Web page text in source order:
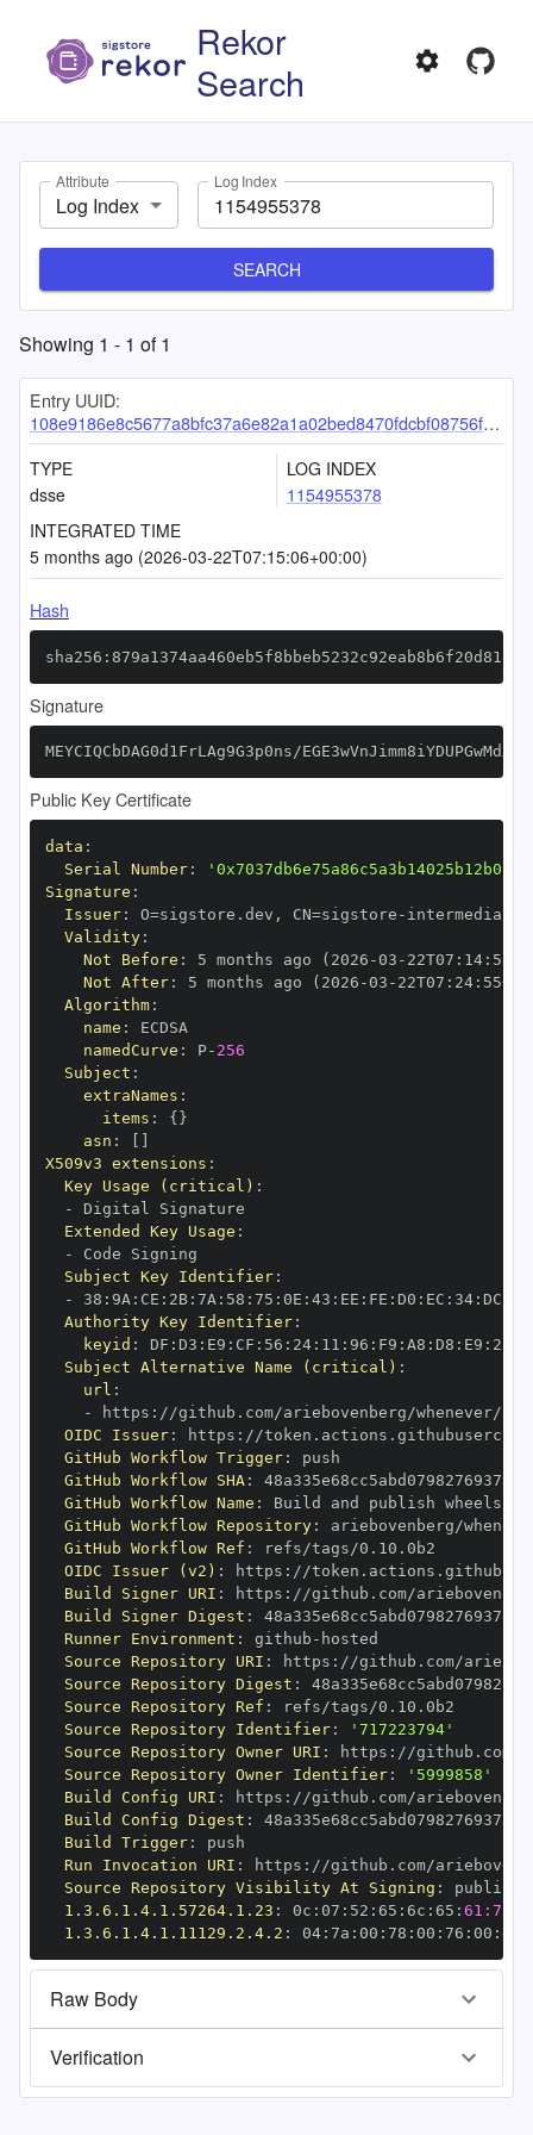
Rekor
Search
Attribute
Log Index
Log Index
SEARCH
Showing 1 - 1 of1
Entry UUID:
108e9186e8c5677a8bfc37a6e82a1a02bed8470fdcbf08756f74452bcae7aa8520b8bd58ed6702a2
TYPE
dsse
LOG INDEX
1154955378
INTEGRATED TIME
5 months ago (2026-03-22T07:15:06+00:00)
Hash
Signature
MEYCIQCbDAG0d1FrLAg9G3p0ns/
Public Key Certificate
data :
Serial Number:
Signature :
Issuer: O=sigstore.dev , CN=sigstore -
Validity:
Not Before : 5 months ago (2026 -03 - 22T07 : 14:
Not After: 5 months ago (2026 -03 - 22T07 : 24: 55+00
Algorithm:
name :
namedCurve : P- 256
Subject :
extraNames :
items : { }
asn :
X509v3 extensions :
Key Usage (critical) :
-
Extended Key Usage :
-
Subject Key Identifier:
-
38 : 9A : CE : 2B: 7A : 58 : 75 : 0E : 43 : EE : FE : D0 : EC : 34: DC
Authority Key Identifier:
keyid : DF : D3 : E9 : CF : 56 : 24: 11 : 96 : F9 : A8 : D8 : E9 : 28
Subject Alternative Name (critical) :
url :
-
https :
OIDC Issuer: https :
GitHub Workflow Trigger:
GitHub Workflow SHA:
GitHub Workflow Name :
GitHub Workflow Repository:
GitHub Workflow Ref :
OIDC Issuer (v2) : https :
Build Signer URI : https :
Build Signer Digest :
Runner Environment : github -
Source Repository URI : https :
Source Repository Digest :
Source Repository Ref :
Source Repository Identifier:
'717223794'
Source Repository Owner URI : https :
Source Repository Owner Identifier:
'5999858'
Build Config URI : https :
Build Config Digest :
Build Trigger:
Run Invocation URI : https :
Source Repository Visibility At Signing :
1.3.6.1.4.1.57264.1.23 : 0c : 07 : 52 : 65 : 6c : 65 :
1.3.6.1.4.1.11129.2.4.2 : 04: 7a : 00 : 78 : 00 : 76 : 00 : dd
Raw Body
Verification